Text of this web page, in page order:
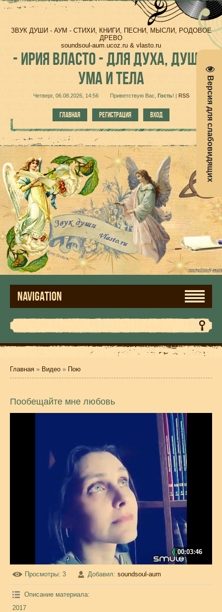
Версия для слабовидящих
ЗВУК ДУШИ - АУМ - СТИХИ, КНИГИ, ПЕСНИ, МЫСЛИ, РОДОВОЕ
ДРЕВО
soundsoul-aum.ucoz.ru & vlasto.ru
-ИРИЯ ВЛАСТО - ДЛЯ ДУХА, ДУШИ,
УМА И ТЕЛА
Четверг, 06.08.2026, 14:56 Приветствую Вас, Гость! | RSS
ГЛАВНАЯ РЕГИСТРАЦИЯ ВХОД
NAVIGATION
Главная » Видео » Пою
Пообещайте мне любовь
00:03:46
Просмотры: 3 Добавил: soundsoul-aum
Описание материала:
2017